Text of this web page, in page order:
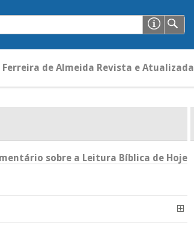
Ferreira de Almeida Revista e Atualizada
sobre a Leitura Bíblica de Hoje